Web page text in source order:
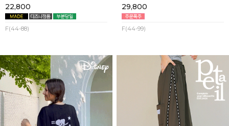
22,800
F(44-88)
29,800
F(44-99)